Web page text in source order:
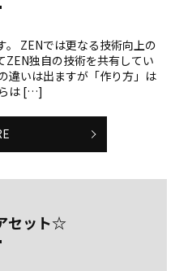
ZENでは更なる技術向上の
ZEN独自の技術を共有してい
違いは出ますが「作り方」は
は […]
セット☆